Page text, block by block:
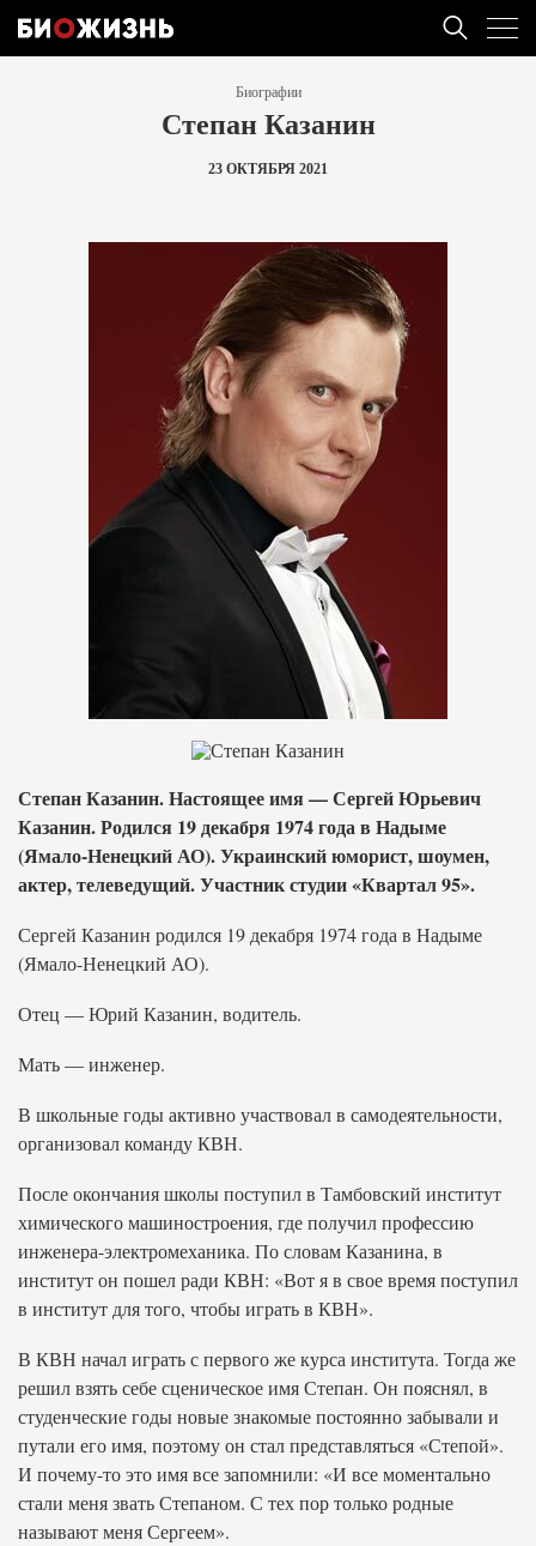
Биографии
Степан Казанин
23 ОКТЯБРЯ 2021
Степан Казанин. Настоящее имя — Сергей Юрьевич
Казанин. Родился 19 декабря 1974 года в Надыме
(Ямало-Ненецкий АО). Украинский юморист, шоумен,
актер, телеведущий. Участник студии «Квартал 95».
Сергей Казанин родился 19 декабря 1974 года в Надыме
(Ямало-Ненецкий АО).
Отец — Юрий Казанин, водитель.
Мать — инженер.
В школьные годы активно участвовал в самодеятельности,
организовал команду КВН.
После окончания школы поступил в Тамбовский институт
химического машиностроения, где получил профессию
инженера-электромеханика. По словам Казанина, в
институт он пошел ради КВН: «Вот я в свое время поступил
в институт для того, чтобы играть в КВН».
В КВН начал играть с первого же курса института. Тогда же
решил взять себе сценическое имя Степан. Он пояснял, в
студенческие годы новые знакомые постоянно забывали и
путали его имя, поэтому он стал представляться «Степой».
И почему-то это имя все запомнили: «И все моментально
стали меня звать Степаном. С тех пор только родные
называют меня Сергеем».